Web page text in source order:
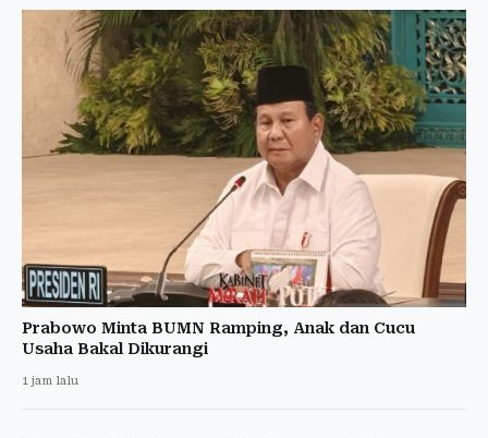
Prabowo Minta BUMN Ramping, Anak dan Cucu
Usaha Bakal Dikurangi
1 jam lalu